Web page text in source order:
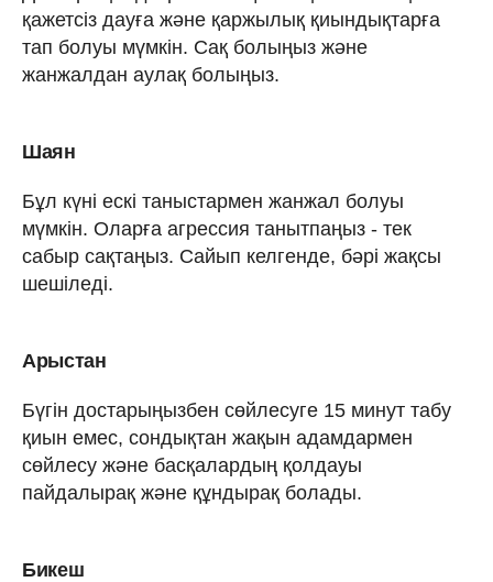
қажетсіз дауға және қаржылық қиындықтарға
тап болуы мүмкін. Сақ болыңыз және
жанжалдан аулақ болыңыз.
Шаян
Бұл күні ескі таныстармен жанжал болуы
мүмкін. Оларға агрессия танытпаңыз - тек
сабыр сақтаңыз. Сайып келгенде, бәрі жақсы
шешіледі.
Арыстан
Бүгін достарыңызбен сөйлесуге 15 минут табу
қиын емес, сондықтан жақын адамдармен
сөйлесу және басқалардың қолдауы
пайдалырақ және құндырақ болады.
Бикеш